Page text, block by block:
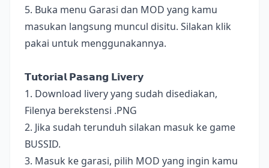
5. Buka menu Garasi dan MOD yang kamu
masukan langsung muncul disitu. Silakan klik
pakai untuk menggunakannya.
𝗧𝘂𝘁𝗼𝗿𝗶𝗮𝗹 𝗣𝗮𝘀𝗮𝗻𝗴 𝗟𝗶𝘃𝗲𝗿𝘆
1. Download livery yang sudah disediakan,
Filenya berekstensi .PNG
2. Jika sudah terunduh silakan masuk ke game
BUSSID.
3. Masuk ke garasi, pilih MOD yang ingin kamu